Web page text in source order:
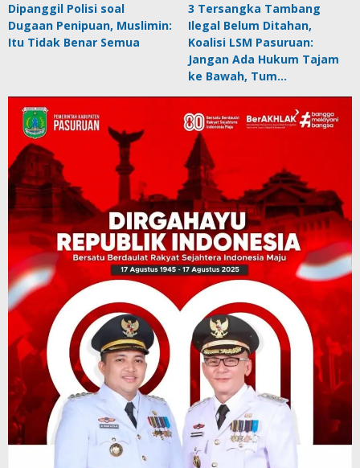
Dipanggil Polisi soal
Dugaan Penipuan, Muslimin:
Itu Tidak Benar Semua
3 Tersangka Tambang
Ilegal Belum Ditahan,
Koalisi LSM Pasuruan:
Jangan Ada Hukum Tajam
ke Bawah, Tum…